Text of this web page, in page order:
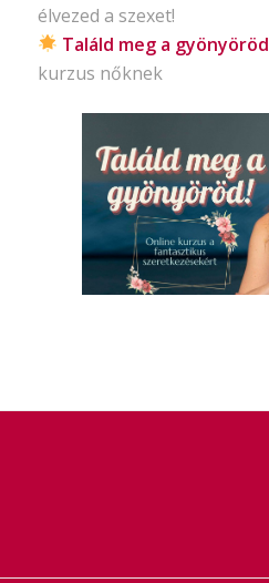
élvezed a szexet!
Találd meg a gyönyöröd
kurzus nőknek